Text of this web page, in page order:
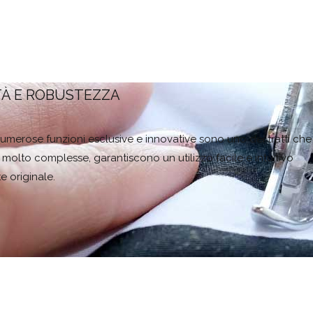
E ROBUSTEZZA
funzioni esclusive e innovative sono uno dei tratti che
complesse, garantiscono un utilizzo facile e intuitivo
originale.